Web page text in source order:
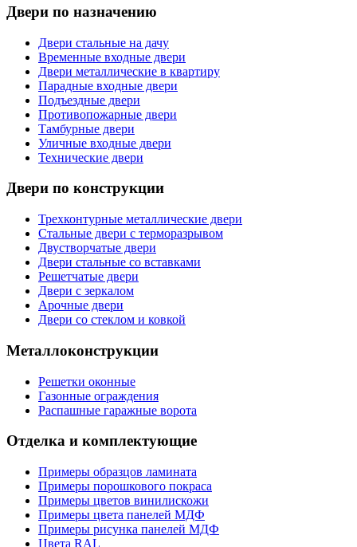
Двери по назначению
Двери стальные на дачу
Временные входные двери
Двери металлические в квартиру
Парадные входные двери
Подъездные двери
Противопожарные двери
Тамбурные двери
Уличные входные двери
Технические двери
Двери по конструкции
Трехконтурные металлические двери
Стальные двери с терморазрывом
Двустворчатые двери
Двери стальные со вставками
Решетчатые двери
Двери с зеркалом
Арочные двери
Двери со стеклом и ковкой
Металлоконструкции
Решетки оконные
Газонные ограждения
Распашные гаражные ворота
Отделка и комплектующие
Примеры образцов ламината
Примеры порошкового покраса
Примеры цветов винилискожи
Примеры цвета панелей МДФ
Примеры рисунка панелей МДФ
Цвета RAL